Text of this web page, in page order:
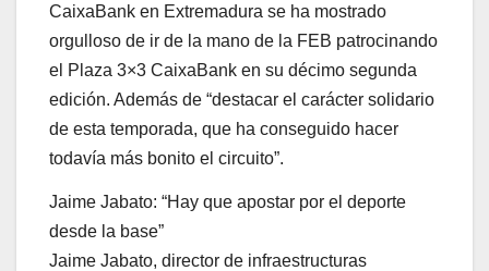
CaixaBank en Extremadura se ha mostrado
orgulloso de ir de la mano de la FEB patrocinando
el Plaza 3×3 CaixaBank en su décimo segunda
edición. Además de “destacar el carácter solidario
de esta temporada, que ha conseguido hacer
todavía más bonito el circuito”.
Jaime Jabato: “Hay que apostar por el deporte
desde la base”
Jaime Jabato, director de infraestructuras